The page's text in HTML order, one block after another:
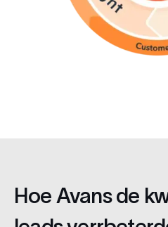
Hoe Avans de